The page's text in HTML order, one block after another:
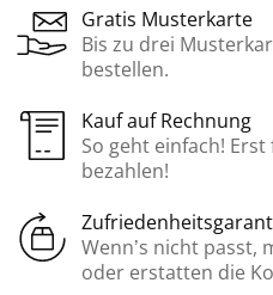
Gratis Musterkarte
Bis zu drei
bestellen.
Kauf auf Rechnung
So geht einfach!
bezahlen!
Wenn’s nicht passt,
oder erstatten die